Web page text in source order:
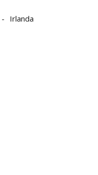
Irlanda